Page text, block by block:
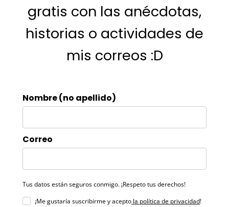
gratis con las anécdotas,
historias o actividades de
mis correos :D
Nombre (no apellido)
Correo
Tus datos están seguros conmigo. ¡Respeto tus derechos!
¡Me gustaría suscribirme y acepto la política de privacidad!